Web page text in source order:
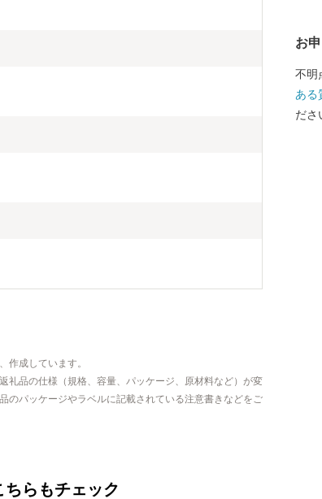
作成しています。
礼品の仕様（規格、容量、パッケージ、原材料など）が変
のパッケージやラベルに記載されている注意書きなどをご
お
不明
ある
ださ
らもチェック